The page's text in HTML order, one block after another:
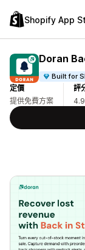
Shopify App
Doran
Built for
定價
提供免費方案
評
4.9